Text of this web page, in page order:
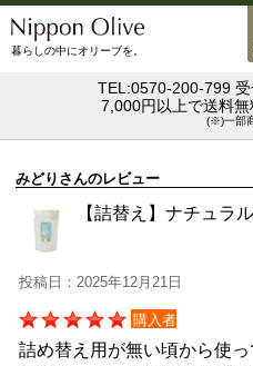
暮らしの中にオリーブを。
TEL:0570-200-799
7,000円以上で送料
(※)一部
みどりさんのレビュー
【詰替え】ナチュラ
投稿日：2025年12月21日
購入者
詰め替え用が無い頃から使